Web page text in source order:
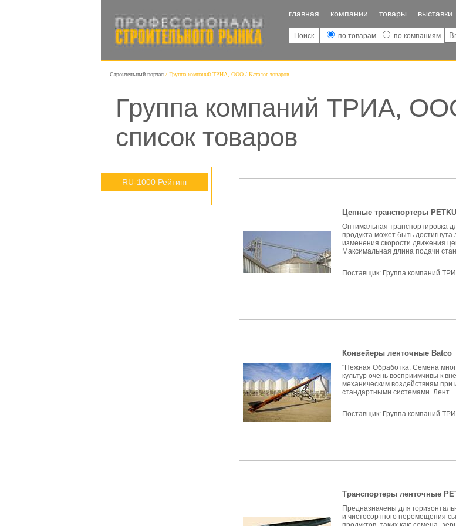
главная компании товары выставки
Поиск по товарам по компаниям
Строительный портал Группа компаний ТРИА, ООО Каталог товаров
Группа компаний ТРИА,
список товаров
RU-1000 Рейтинг
Цепные транспортеры
Оптимальная транспортировка
продукта может быть достигнута
изменения скорости движения
Максимальная длина подачи
Поставщик: Группа компаний
Конвейеры ленточные Batco
"Нежная Обработка. Семена
культур очень восприимчивы к
механическим воздействиям при
стандартными системами. Лент...
Поставщик: Группа компаний
Транспортеры ленточные
Предназначены для
и чистосортного перемещения